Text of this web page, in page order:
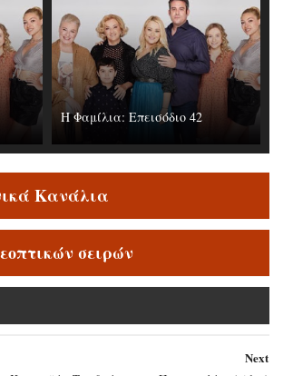
Η Φαμίλια: Επεισόδιο 42
Κανάλια
σειρών
Next